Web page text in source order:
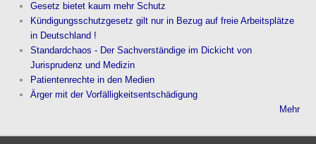
Gesetz bietet kaum mehr Schutz
Kündigungsschutzgesetz gilt nur in Bezug auf freie Arbeitsplätze
in Deutschland !
Standardchaos - Der Sachverständige im Dickicht von
Jurisprudenz und Medizin
Patientenrechte in den Medien
Ärger mit der Vorfälligkeitsentschädigung
Mehr